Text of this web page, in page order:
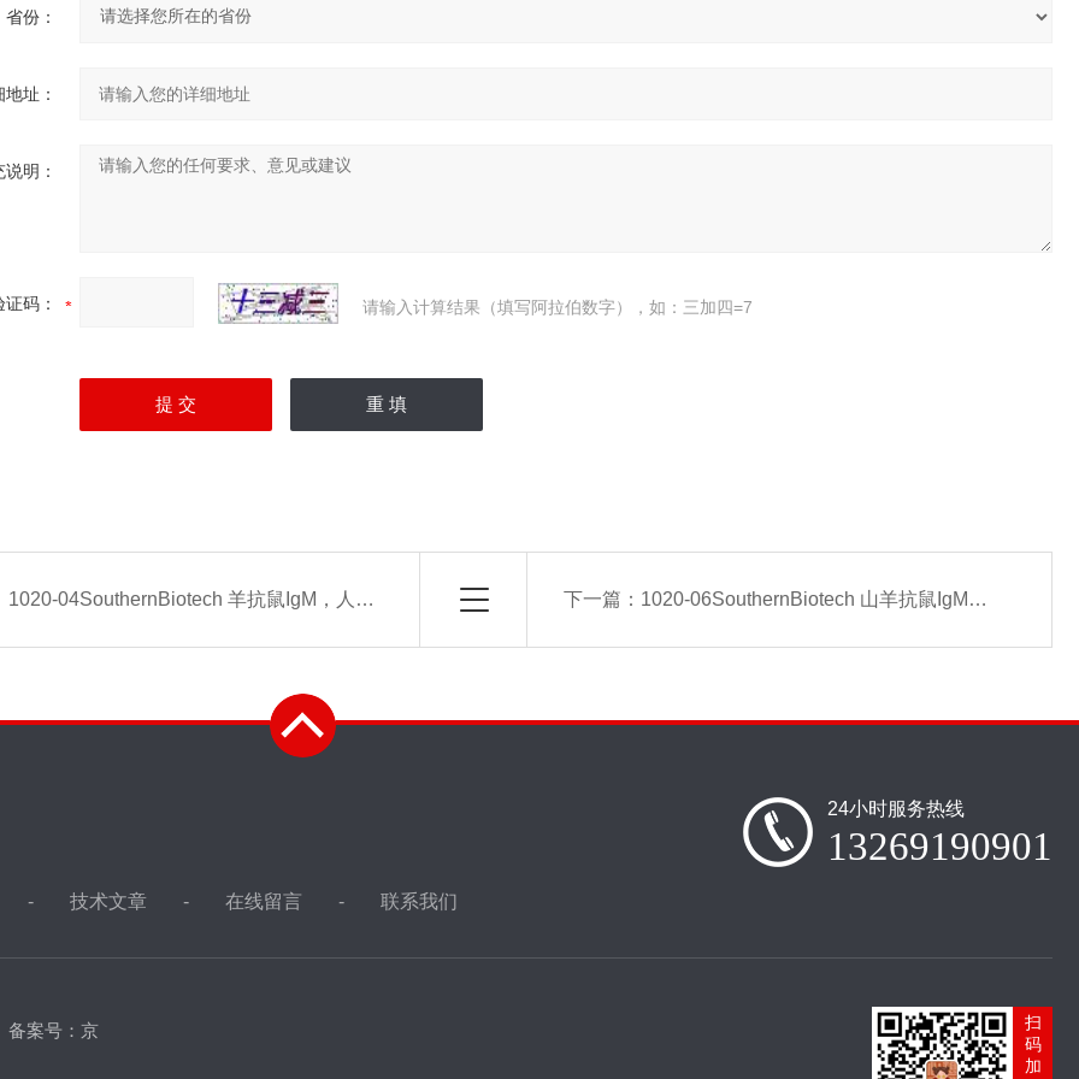
省份：
址：
明：
证码： 请输入计算结果（填写阿拉伯数字），如：三加四=7
1020-04SouthernBiotech 羊抗鼠IgM，人ads-AP 下一篇： 1020-06SouthernBiotech 山羊抗鼠IgM，人ads-BGAL
技术文章 在线留言 联系我们
24小时服务热线
13269190901
备案号：京
扫
码
加